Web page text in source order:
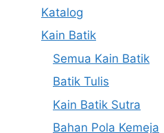
Katalog
Kain Batik
Semua Kain Batik
Batik Tulis
Kain Batik Sutra
Bahan Pola Kemeja